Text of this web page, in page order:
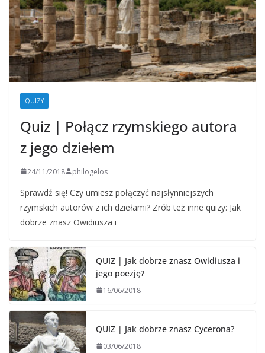
QUIZY
Quiz | Połącz rzymskiego autora
z jego dziełem
24/11/2018 philogelos
Sprawdź się! Czy umiesz połączyć najsłynniejszych
rzymskich autorów z ich dziełami? Zrób też inne quizy: Jak
dobrze znasz Owidiusza i
QUIZ | Jak dobrze znasz Owidiusza i
jego poezję?
16/06/2018
QUIZ | Jak dobrze znasz Cycerona?
03/06/2018